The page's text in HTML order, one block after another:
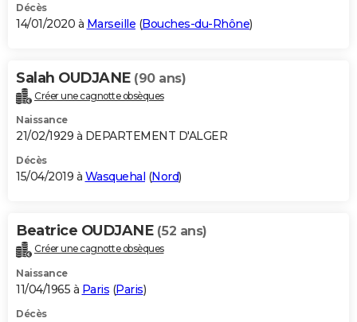
Décès
14/01/2020 à Marseille (Bouches-du-Rhône)
Salah OUDJANE (90 ans)
Créer une cagnotte obsèques
Naissance
21/02/1929 à DEPARTEMENT D'ALGER
Décès
15/04/2019 à Wasquehal (Nord)
Beatrice OUDJANE (52 ans)
Créer une cagnotte obsèques
Naissance
11/04/1965 à Paris (Paris)
Décès